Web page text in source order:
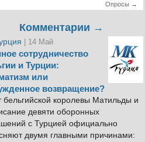
Опросы →
Комментарии →
| 14 Май
сотрудничество
и Турции:
или
возвращение?
бельгийской королевы Матильды и
девяти оборонных
с Турцией официально
двумя главными причинами: